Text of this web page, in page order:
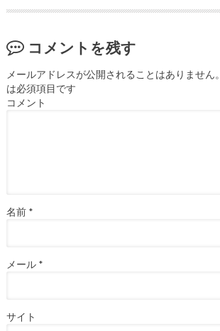
コメントを残す
メールアドレスが公開されることはありません。
は必須項目です
コメント
名前 *
メール *
サイト